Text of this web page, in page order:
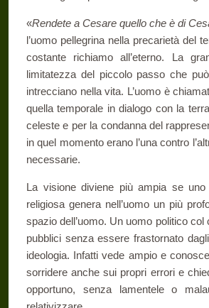
«Rendete a Cesare quello che è di
l’uomo pellegrina nella precarietà del
co­stante richiamo all’eterno. La
limitatezza del piccolo passo che
intrecciano nella vita. L’uomo è
quella temporale in dialogo con la
celeste e per la condanna del
in quel momento erano l’una contro
necessarie.
La visione diviene più ampia se
religiosa genera nell’uomo un più
spazio dell’uomo. Un uomo politico
pubblici senza essere frastornato
ideologia. In­fatti vede ampio e
sorridere anche sui propri errori e
opportuno, senza lamentele o